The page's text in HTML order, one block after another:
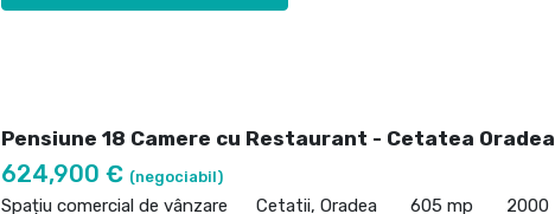
Pensiune 18 Camere cu Restaurant - Cetatea Oradea
624,900 € (negociabil)
Spațiu comercial de vânzare Cetatii, Oradea 605 mp 2000